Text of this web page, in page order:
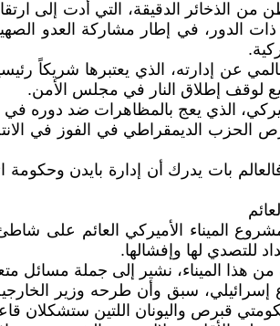
الدور، في إطار مشاركة العدو
عن إدارته، الذي يعتبرها شريكاً
لوقف إطلاق النار في مجلس الأمن.
الذي يعج بالمظاهرات ضد
الحزب الديمقراطي في الفوز في
بات يدرك أن إدارة بايدن وحكومة
الميناء الأميركي العائم على
للتصدي لها وإفشالها.
هذا الميناء، نشير إلى جملة مسائل
سبق وأن طرحه وزير
قبرص واليونان اللتين ستشكلان